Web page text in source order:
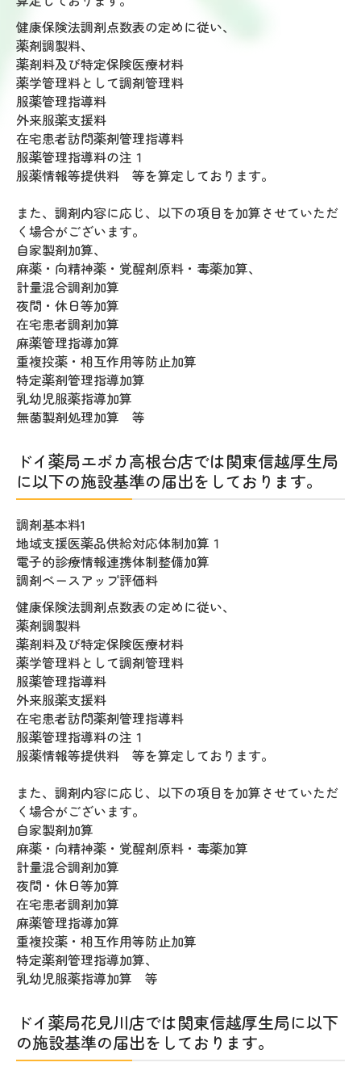
健康保険法調剤点数表の定めに従い、
薬剤調製料、
薬剤料及び特定保険医療材料
薬学管理料として調剤管理料
服薬管理指導料
外来服薬支援料
在宅患者訪問薬剤管理指導料
服薬管理指導料の注１
服薬情報等提供料 等を算定しております。
また、調剤内容に応じ、以下の項目を加算させていただ
く場合がございます。
自家製剤加算、
麻薬・向精神薬・覚醒剤原料・毒薬加算、
計量混合調剤加算
夜間・休日等加算
在宅患者調剤加算
麻薬管理指導加算
重複投薬・相互作用等防止加算
特定薬剤管理指導加算
乳幼児服薬指導加算
無菌製剤処理加算 等
ドイ薬局エポカ高根台店では関東信越厚生局
に以下の施設基準の届出をしております。
調剤基本料1
地域支援医薬品供給対応体制加算１
電子的診療情報連携体制整備加算
調剤ベースアップ評価料
健康保険法調剤点数表の定めに従い、
薬剤調製料
薬剤料及び特定保険医療材料
薬学管理料として調剤管理料
服薬管理指導料
外来服薬支援料
在宅患者訪問薬剤管理指導料
服薬管理指導料の注１
服薬情報等提供料 等を算定しております。
また、調剤内容に応じ、以下の項目を加算させていただ
く場合がございます。
自家製剤加算
麻薬・向精神薬・覚醒剤原料・毒薬加算
計量混合調剤加算
夜間・休日等加算
在宅患者調剤加算
麻薬管理指導加算
重複投薬・相互作用等防止加算
特定薬剤管理指導加算、
乳幼児服薬指導加算 等
ドイ薬局花見川店では関東信越厚生局に以下
の施設基準の届出をしております。